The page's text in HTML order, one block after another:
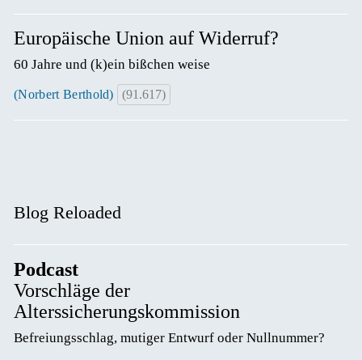
Europäische Union auf Widerruf?
60 Jahre und (k)ein bißchen weise
(Norbert Berthold) (91.617)
Blog Reloaded
Podcast
Vorschläge der
Alterssicherungskommission
Befreiungsschlag, mutiger Entwurf oder Nullnummer?